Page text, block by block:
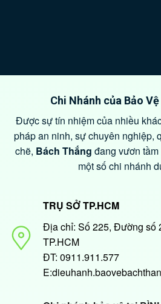
Chi Nhánh của Bảo
Được sự tín nhiệm của nhiều
pháp an ninh, sự chuyên nghiệp,
chẽ, Bách Thắng đang vươn
một số chi nhánh
TRỤ SỞ TP.HCM
Địa chỉ: Số 225, Đường số
TP.HCM
ĐT: 0911.911.577